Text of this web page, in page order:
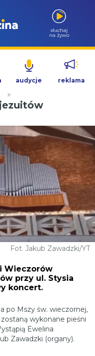
słuchaj
na żywo
audycje reklama
»
Fot. Jakub Zawadzki/YT
Wieczorów
przy ul. Stysia
koncert.
po Mszy św. wieczornej,
wykonane pieśni
Ewelina
Zawadzki (organy).